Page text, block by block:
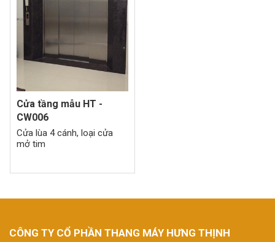
Cửa tầng mẫu HT -
CW006
Cửa lùa 4 cánh, loại cửa
mở tim
CÔNG TY CỔ PHẦN THANG MÁY HƯNG THỊNH